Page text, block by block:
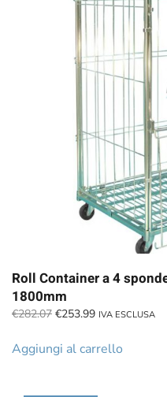
Roll Container a 4
1800mm
€282.07 Il
originale
€253.99Il
attuale
IVA ESCLUSA
Aggiungi al carrello